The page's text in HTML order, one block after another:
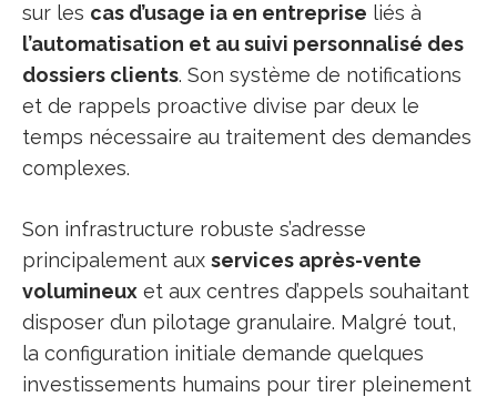
sur les cas d’usage ia en entreprise liés à
l’automatisation et au suivi personnalisé des
dossiers clients. Son système de notifications
et de rappels proactive divise par deux le
temps nécessaire au traitement des demandes
complexes.
Son infrastructure robuste s’adresse
principalement aux services après-vente
volumineux et aux centres d’appels souhaitant
disposer d’un pilotage granulaire. Malgré tout,
la configuration initiale demande quelques
investissements humains pour tirer pleinement